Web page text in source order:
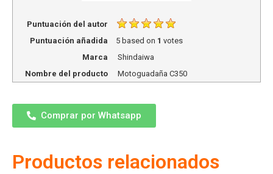
Puntuación del autor
Puntuación añadida
5based on 1 votes
Marca
Shindaiwa
Nombre del producto
Motoguadaña C350
Comprar por Whatsapp
Productos relacionados